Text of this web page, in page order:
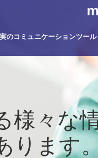
のコミュニケーションツール
様々な
ります